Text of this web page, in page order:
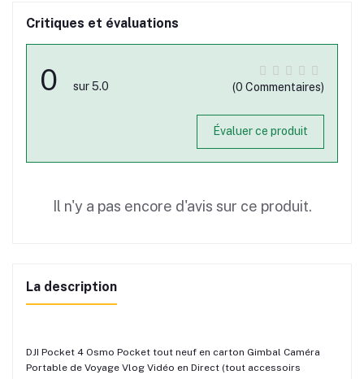
Critiques et évaluations
0 sur 5.0 (0 Commentaires)
Évaluer ce produit
Il n'y a pas encore d'avis sur ce produit.
La description
DJI Pocket 4 Osmo Pocket tout neuf en carton Gimbal Caméra
Portable de Voyage Vlog Vidéo en Direct (tout accessoirs